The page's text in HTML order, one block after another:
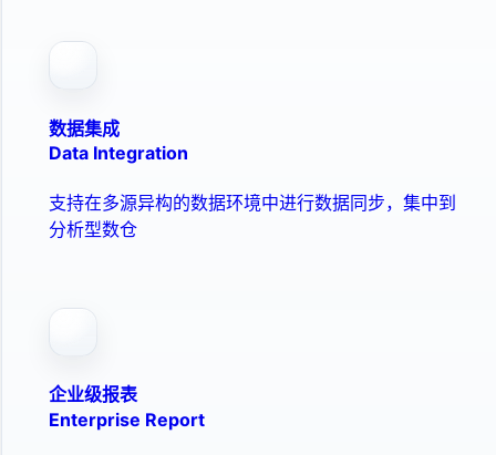
数据集成
Data Integration
支持在多源异构的数据环境中进行数据同步，集中到
分析型数仓
企业级报表
Enterprise Report